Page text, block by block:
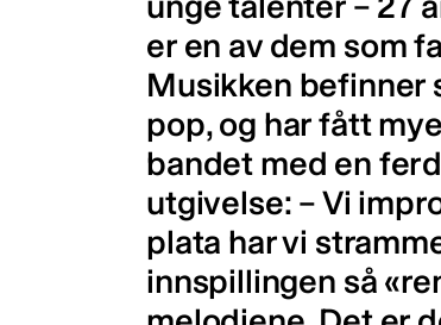
er en av dem som
Musikken befinner
pop, og har fått
bandet med en
utgivelse: – Vi
plata har vi
innspillingen så